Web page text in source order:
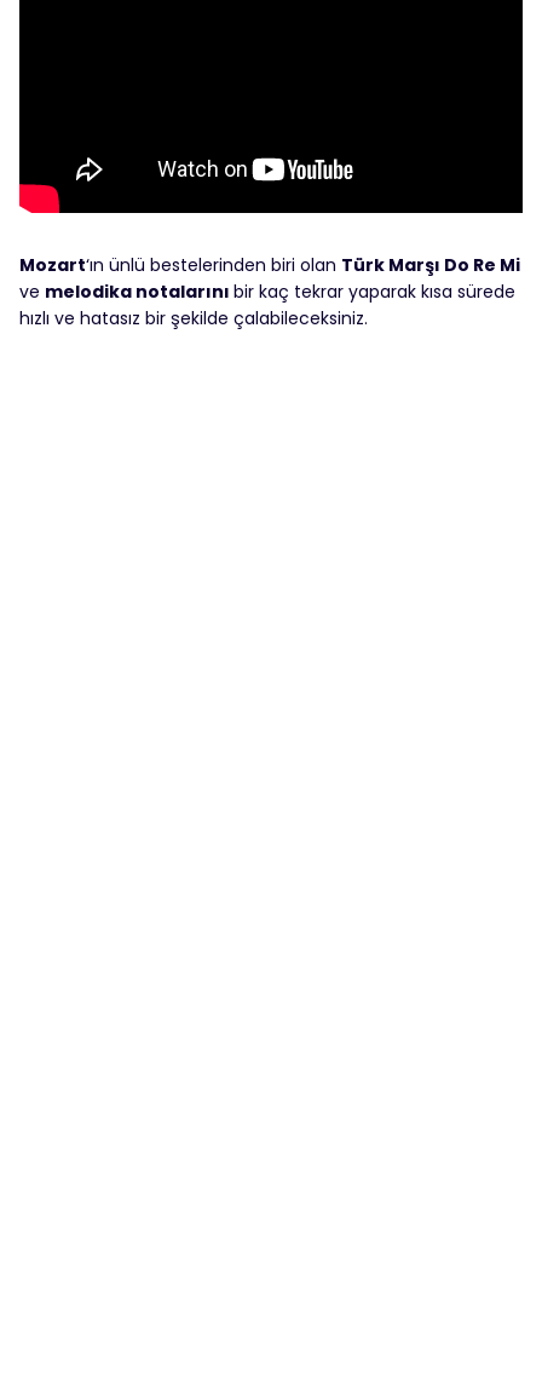
Mozart‘ın ünlü bestelerinden biri olan Türk Marşı Do Re Mi
ve melodika notalarını bir kaç tekrar yaparak kısa sürede
hızlı ve hatasız bir şekilde çalabileceksiniz.